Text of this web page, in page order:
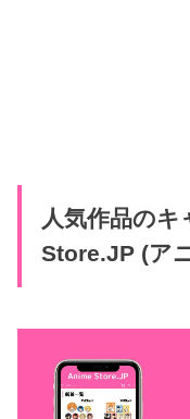
人気作品の
Store.JP (ア